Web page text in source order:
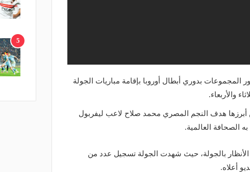
المجموعات بدوري أبطال أوروبا بإقامة مباريات الجولة
والأربعاء.
50 هدفًا كان من أبرزها هدف النجم المصري محمد صلاح لاعب ليفربول
الصحافة العالمية.
بالجولة، حيث شهدت الجولة تسجيل عدد من
أعلاه.
5